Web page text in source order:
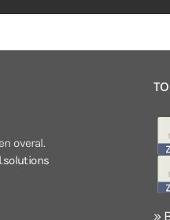
overal.
»